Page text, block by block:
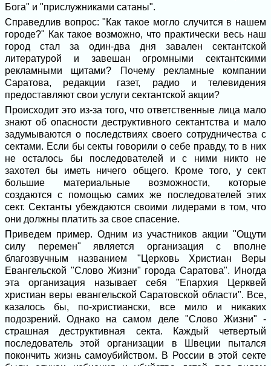
Бога" и "прислужниками сатаны".
Справедлив вопрос: "Как такое могло случится в нашем
городе?" Как такое возможно, что практически весь наш
город стал за один-два дня завален сектантской
литературой и завешан огромными сектантскими
рекламными щитами? Почему рекламные компании
Саратова, редакции газет, радио и телевидения
предоставляют свои услуги сектантской акции?
Происходит это из-за того, что ответственные лица мало
знают об опасности деструктивного сектантства и мало
задумываются о последствиях своего сотрудничества с
сектами. Если бы секты говорили о себе правду, то в них
не осталось бы последователей и с ними никто не
захотел бы иметь ничего общего. Кроме того, у сект
большие материальные возможности, которые
создаются с помощью самих же последователей этих
сект. Сектанты убеждаются своими лидерами в том, что
они должны платить за свое спасение.
Приведем пример. Одним из участников акции "Ощути
силу перемен" является организация с вполне
благозвучным названием "Церковь Христиан Веры
Евангельской "Слово Жизни" города Саратова". Иногда
эта организация называет себя "Епархия Церквей
христиан веры евангельской Саратовской области". Все,
казалось бы, по-христиански, все мило и никаких
подозрений. Однако на самом деле "Слово Жизни" -
страшная деструктивная секта. Каждый четвертый
последователь этой организации в Швеции пытался
покончить жизнь самоубийством. В России в этой секте